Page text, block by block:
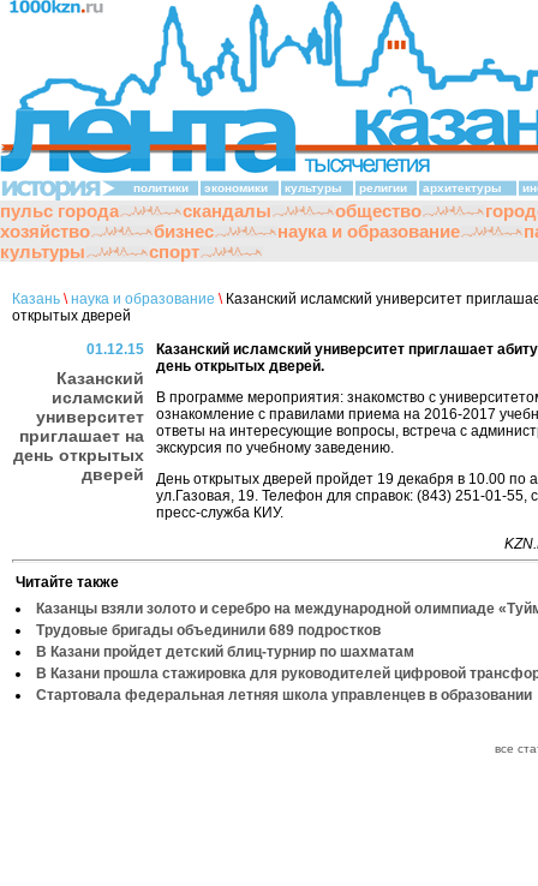
политики экономики культуры религии архитектуры
пульс города скандалы общество
хозяйство
бизнес наука и образование
культуры
спорт
Казань \ наука и образование \Казанский исламский университет
открытых дверей
01.12.15
Казанский
исламский
университет
приглашает на
день открытых
дверей
Казанский исламский университет приглашает
день открытых дверей.
В программе мероприятия: знакомство с
ознакомление с правилами приема на 2016-2017
ответы на интересующие вопросы, встреча с
экскурсия по учебному заведению.
День открытых дверей пройдет 19 декабря в 10.00 по
ул.Газовая, 19. Телефон для справок: (843) 251-01-55,
пресс-служба КИУ.
Читайте также
Казанцы взяли золото и серебро на международной олимпиаде
Трудовые бригады объединили 689 подростков
В Казани пройдет детский блиц-турнир по шахматам
В Казани прошла стажировка для руководителей цифровой
Стартовала федеральная летняя школа управленцев в образовании
все